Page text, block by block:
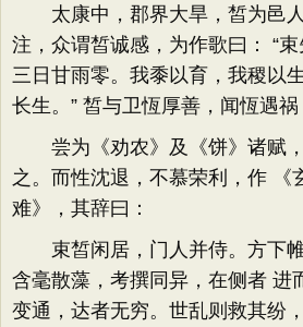
太康中，郡界大旱，皙为邑人
注，众谓皙诚感，为作歌曰： “
三日甘雨零。我黍以育，我稷以
长生。” 皙与卫恆厚善，闻恆遇祸
尝为《劝农》及《饼》诸赋，
之。而性沈退，不慕荣利，作 《
难》，其辞曰：
束皙闲居，门人并侍。方下帷
含毫散藻，考撰同异，在侧者 进
变通，达者无穷。世乱则救其纷